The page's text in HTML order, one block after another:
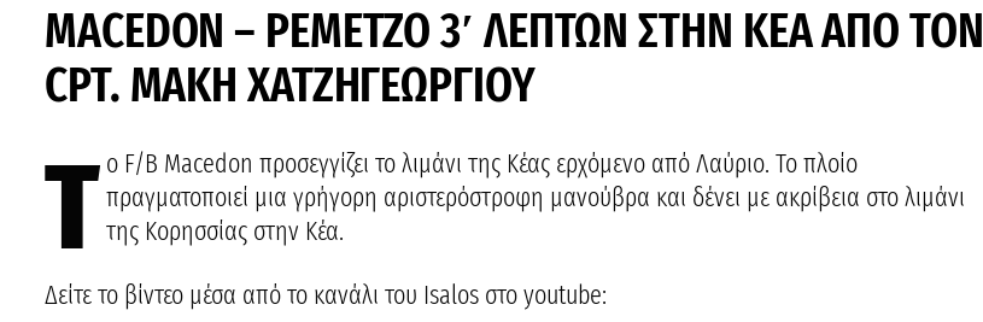
MACEDON – ΡΕΜΕΤΖΟ 3′ ΛΕΠΤΩΝ ΣΤΗΝ ΚΕΑ ΑΠΟ ΤΟΝ
CPT. ΜΑΚΗ ΧΑΤΖΗΓΕΩΡΓΙΟΥ
Τ ο F/B Macedon προσεγγίζει το λιμάνι της Κέας ερχόμενο από Λαύριο. Το πλοίο
πραγματοποιεί μια γρήγορη αριστερόστροφη μανούβρα και δένει με ακρίβεια στο λιμάνι
της Κορησσίας στην Κέα.
Δείτε το βίντεο μέσα από το κανάλι του Isalos στο youtube: